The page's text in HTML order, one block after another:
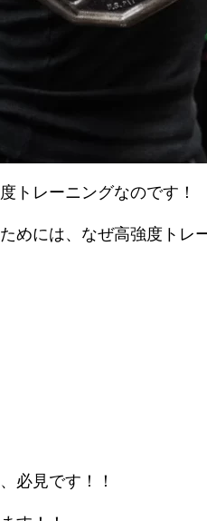
トレーニングなのです！
めには、なぜ高強度トレ
必見です！！